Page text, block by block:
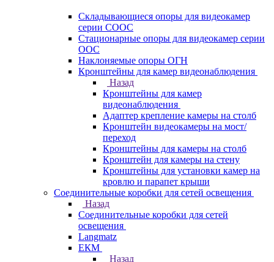
Складывающиеся опоры для видеокамер
серии СООС
Стационарные опоры для видеокамер серии
ООС
Наклоняемые опоры ОГН
Кронштейны для камер видеонаблюдения
Назад
Кронштейны для камер
видеонаблюдения
Адаптер крепление камеры на столб
Кронштейн видеокамеры на мост/
переход
Кронштейны для камеры на столб
Кронштейн для камеры на стену
Кронштейны для установки камер на
кровлю и парапет крыши
Соединительные коробки для сетей освещения
Назад
Соединительные коробки для сетей
освещения
Langmatz
ЕКМ
Назад